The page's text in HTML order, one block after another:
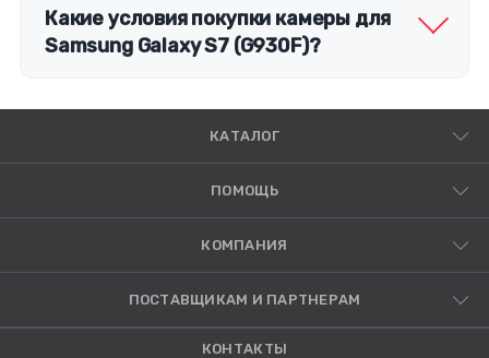
Какие условия покупки камеры для
Samsung Galaxy S7 (G930F)?
КАТАЛОГ
ПОМОЩЬ
КОМПАНИЯ
ПОСТАВЩИКАМ И ПАРТНЕРАМ
КОНТАКТЫ